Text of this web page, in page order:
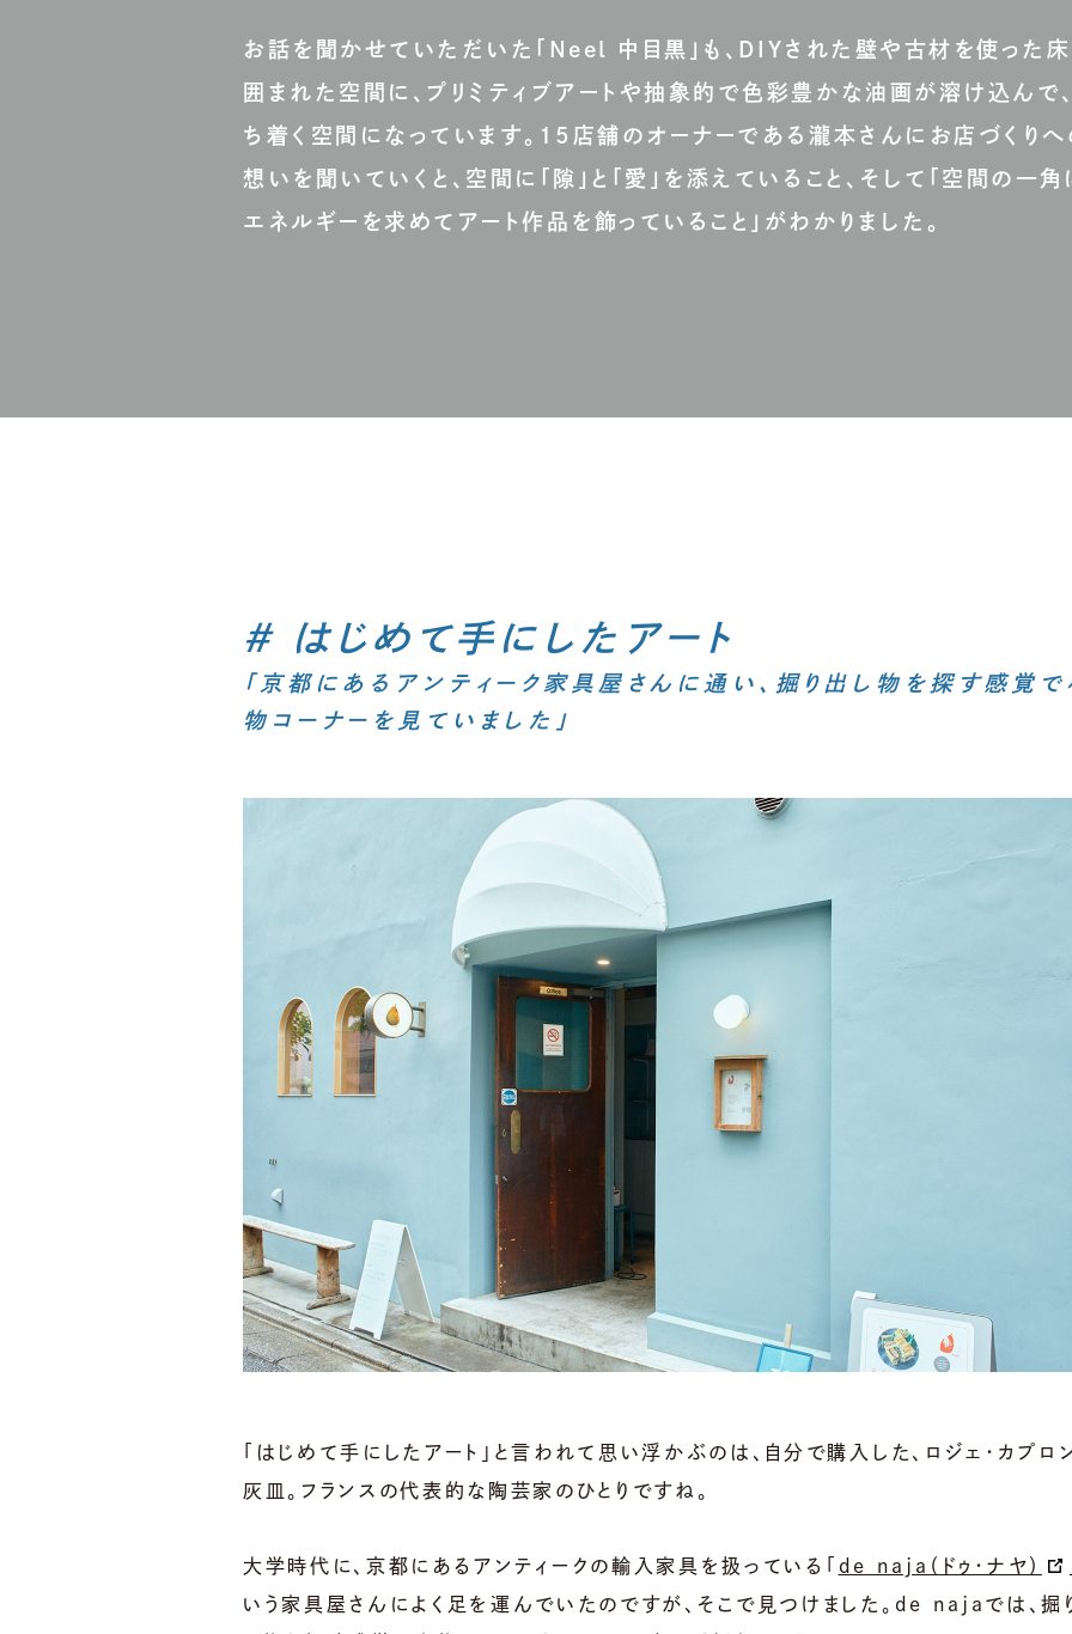
お話を聞かせていただいた「Neel 中目黒」も、DIYされた壁や古材を使った床
囲まれた空間に、プリミティブアートや抽象的で色彩豊かな油画が溶け込んで
ち着く空間になっています。15店舗のオーナーである瀧本さんにお店づくりへ
想いを聞いていくと、空間に「隙」と「愛」を添えていること、そして「空間の一角
エネルギーを求めてアート作品を飾っていること」がわかりました。
# はじめて手にしたアート
「京都にあるアンティーク家具屋さんに通い、掘り出し物を探す感覚で
物コーナーを見ていました」
「はじめて手にしたアート」と言われて思い浮かぶのは、自分で購入した、ロジェ・カプロ
灰皿。フランスの代表的な陶芸家のひとりですね。
大学時代に、京都にあるアンティークの輸入家具を扱っている「 de naja（ドゥ・ナヤ）
いう家具屋さんによく足を運んでいたのですが、そこで見つけました。de najaでは、掘